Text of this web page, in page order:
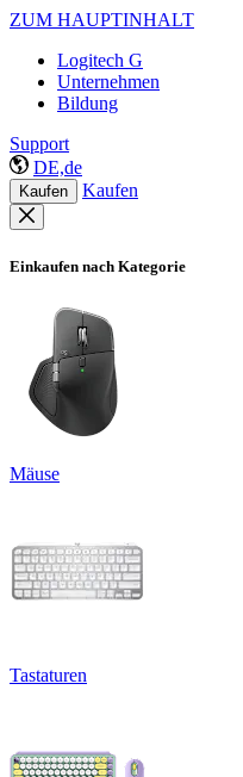
ZUM HAUPTINHALT
Logitech G
Unternehmen
Bildung
Support
DE,de
Kaufen Kaufen
Einkaufen nach Kategorie
Mäuse
Tastaturen